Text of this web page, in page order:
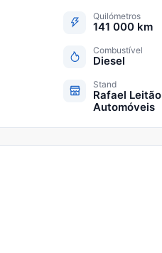
Quilómetros
141 000 km
Combustível
Diesel
Stand
Rafael Leitão
Automóveis